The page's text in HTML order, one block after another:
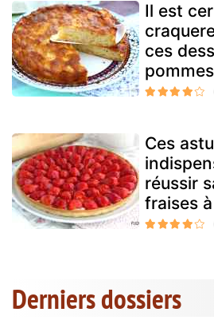
Il est
ces
pommes
Ces
réussir
fraises
Derniers dossiers